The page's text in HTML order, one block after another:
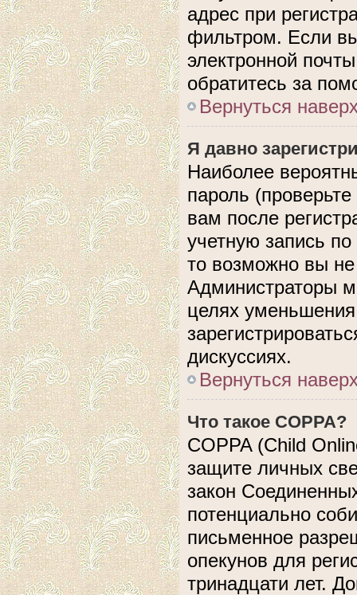
адрес при
фильтром. Если
электронной
обратитесь за
Вернуться
Я давно
Наиболее
пароль
вам после
учетную запись
то возможно вы
Администраторы
целях
дискуссиях.
Вернуться
Что такое COPPA?
COPPA (Child
защите личных
закон
потенциально
письменное
опекунов для
тринадцати лет.